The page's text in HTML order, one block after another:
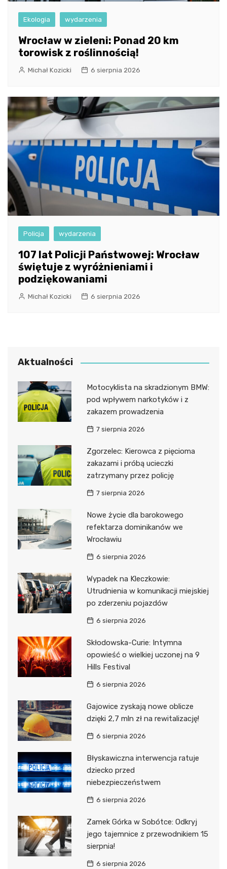
Ekologia wydarzenia
Wrocław w zieleni: Ponad 20 km
torowisk z roślinnością!
Michał Kozicki 6 sierpnia 2026
Policja wydarzenia
107 lat Policji Państwowej: Wrocław
świętuje z wyróżnieniami i
podziękowaniami
Michał Kozicki 6 sierpnia 2026
Aktualności
Motocyklista na skradzionym BMW:
pod wpływem narkotyków i z
zakazem prowadzenia
7 sierpnia 2026
Zgorzelec: Kierowca z pięcioma
zakazami i próbą ucieczki
zatrzymany przez policję
7 sierpnia 2026
Nowe życie dla barokowego
refektarza dominikanów we
Wrocławiu
6 sierpnia 2026
Wypadek na Kleczkowie:
Utrudnienia w komunikacji miejskiej
po zderzeniu pojazdów
6 sierpnia 2026
Skłodowska-Curie: Intymna
opowieść o wielkiej uczonej na 9
Hills Festival
6 sierpnia 2026
Gajowice zyskają nowe oblicze
dzięki 2,7 mln zł na rewitalizację!
6 sierpnia 2026
Błyskawiczna interwencja ratuje
dziecko przed
niebezpieczeństwem
6 sierpnia 2026
Zamek Górka w Sobótce: Odkryj
jego tajemnice z przewodnikiem 15
sierpnia!
6 sierpnia 2026